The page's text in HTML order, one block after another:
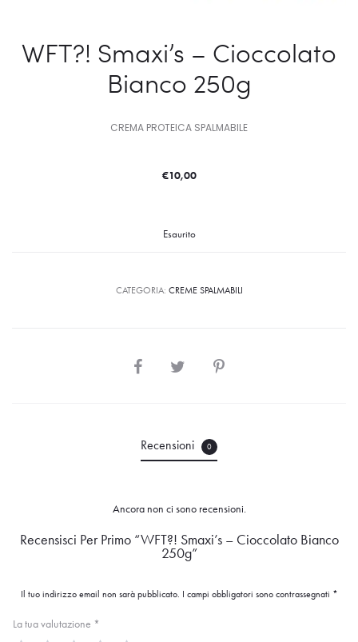
WFT?! Smaxi’s – Cioccolato
Bianco 250g
CREMA PROTEICA SPALMABILE
€10,00
Esaurito
CATEGORIA: CREME SPALMABILI
Recensioni 0
R
e
c
Ancora non ci sono recensioni.
Recensisci Per Primo “WFT?! Smaxi’s – Cioccolato Bianco
250g”
Il tuo indirizzo email non sarà pubblicato. I campi obbligatori sono contrassegnati *
La tua valutazione *